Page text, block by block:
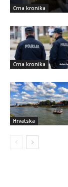
Crna kronika
Crna kronika
Hrvatska